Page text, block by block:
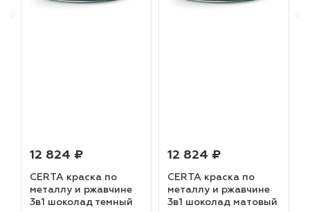
12 824 ₽
CERTA краска по
металлу и ржавчине
3в1 шоколад темный
12 824 ₽
CERTA краска по
металлу и ржавчине
3в1 шоколад матовый